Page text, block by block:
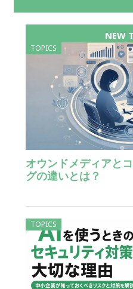
NEW
TOPICS
オウンドメディアと
グの違いとは？
TOPICS